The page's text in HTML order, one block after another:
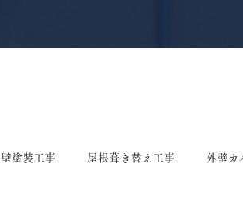
塗装工事 屋根葺き替え工事 外壁カ